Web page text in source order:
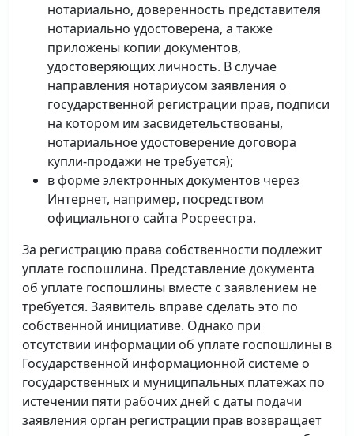
нотариально, доверенность представителя
нотариально удостоверена, а также
приложены копии документов,
удостоверяющих личность. В случае
направления нотариусом заявления о
государственной регистрации прав, подписи
на котором им засвидетельствованы,
нотариальное удостоверение договора
купли-продажи не требуется);
в форме электронных документов через
Интернет, например, посредством
официального сайта Росреестра.
За регистрацию права собственности подлежит
уплате госпошлина. Представление документа
об уплате госпошлины вместе с заявлением не
требуется. Заявитель вправе сделать это по
собственной инициативе. Однако при
отсутствии информации об уплате госпошлины в
Государственной информационной системе о
государственных и муниципальных платежах по
истечении пяти рабочих дней с даты подачи
заявления орган регистрации прав возвращает